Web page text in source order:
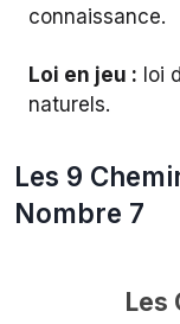
connaissance.
Loi en jeu : loi
naturels.
Les 9
Nombre 7
Les